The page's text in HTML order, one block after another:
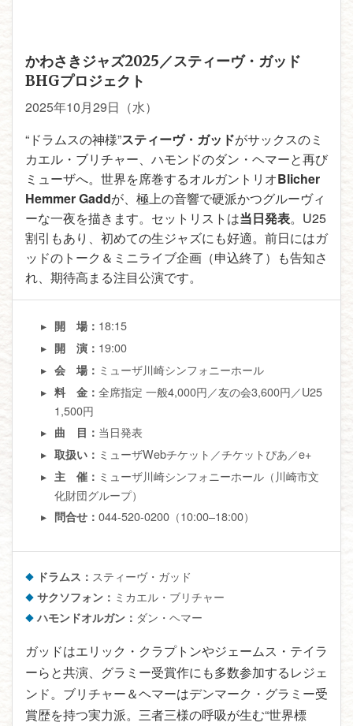
かわさきジャズ2025／スティーヴ・ガッド
BHGプロジェクト
2025年10月29日（水）
“ドラムスの神様”スティーヴ・ガッドがサックスのミ
カエル・ブリチャー、ハモンドのダン・ヘマーと再び
ミューザへ。世界を席巻するオルガントリオBlicher
Hemmer Gaddが、極上の音響で硬派かつグルーヴィ
ーな一夜を描きます。セットリストは当日発表。U25
割引もあり、初めての生ジャズにも好適。前日にはガ
ッドのトーク＆ミニライブ企画（申込終了）も告知さ
れ、期待高まる注目公演です。
開 場： 18:15
開 演： 19:00
会 場： ミューザ川崎シンフォニーホール
料 金：全席指定 一般4,000円／友の会3,600円／U25
1,500円
曲 目： 当日発表
取扱い： ミューザWebチケット／チケットぴあ／e+
主 催： ミューザ川崎シンフォニーホール（川崎市文
化財団グループ）
問合せ：044-520-0200（10:00–18:00）
ドラムス： スティーヴ・ガッド
サクソフォン： ミカエル・ブリチャー
ハモンドオルガン： ダン・ヘマー
ガッドはエリック・クラプトンやジェームス・テイラ
ーらと共演、グラミー受賞作にも多数参加するレジェ
ンド。ブリチャー＆ヘマーはデンマーク・グラミー受
賞歴を持つ実力派。三者三様の呼吸が生む“世界標